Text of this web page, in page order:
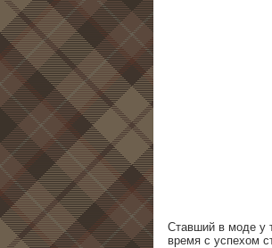
Ставший в моде у
время с успехом